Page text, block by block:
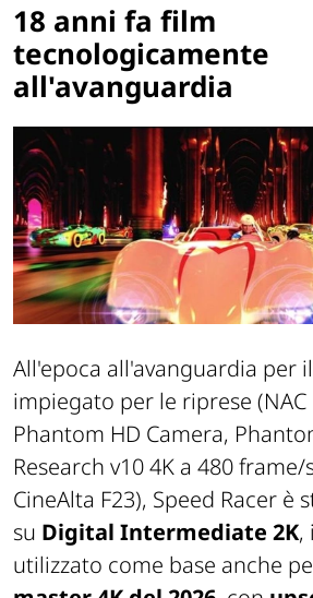
18 anni fa film
tecnologicamente
all'avanguardia
All'epoca all'avanguardia per il
impiegato per le riprese
Phantom HD Camera,
Research v10 4K a 480 frame/
CineAlta F23), Speed Racer è
su Digital Intermediate 2K,
utilizzato come base anche